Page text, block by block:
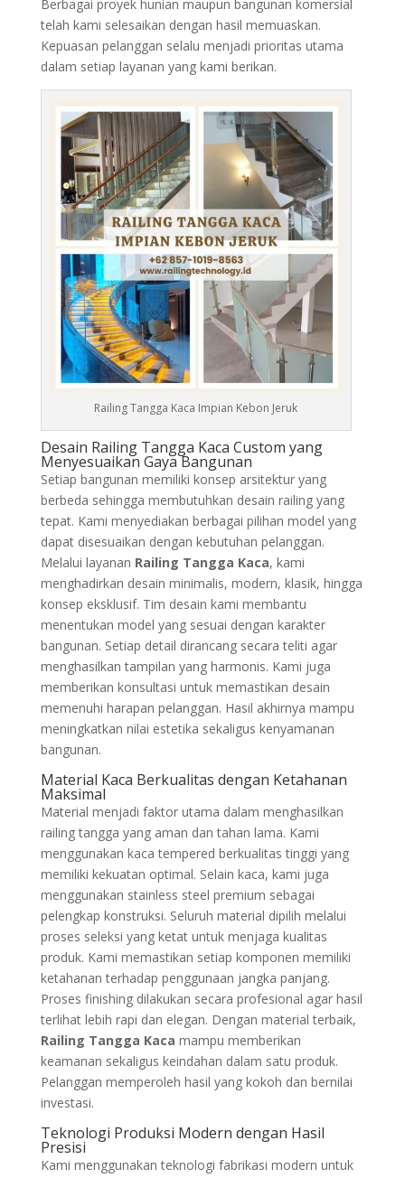
Berbagai proyek hunian maupun bangunan komersial
telah kami selesaikan dengan hasil memuaskan.
Kepuasan pelanggan selalu menjadi prioritas utama
dalam setiap layanan yang kami berikan.
Railing Tangga Kaca Impian Kebon Jeruk
Desain Railing Tangga Kaca Custom yang
Menyesuaikan Gaya Bangunan
Setiap bangunan memiliki konsep arsitektur yang
berbeda sehingga membutuhkan desain railing yang
tepat. Kami menyediakan berbagai pilihan model yang
dapat disesuaikan dengan kebutuhan pelanggan.
Melalui layanan Railing Tangga Kaca, kami
menghadirkan desain minimalis, modern, klasik, hingga
konsep eksklusif. Tim desain kami membantu
menentukan model yang sesuai dengan karakter
bangunan. Setiap detail dirancang secara teliti agar
menghasilkan tampilan yang harmonis. Kami juga
memberikan konsultasi untuk memastikan desain
memenuhi harapan pelanggan. Hasil akhirnya mampu
meningkatkan nilai estetika sekaligus kenyamanan
bangunan.
Material Kaca Berkualitas dengan Ketahanan
Maksimal
Material menjadi faktor utama dalam menghasilkan
railing tangga yang aman dan tahan lama. Kami
menggunakan kaca tempered berkualitas tinggi yang
memiliki kekuatan optimal. Selain kaca, kami juga
menggunakan stainless steel premium sebagai
pelengkap konstruksi. Seluruh material dipilih melalui
proses seleksi yang ketat untuk menjaga kualitas
produk. Kami memastikan setiap komponen memiliki
ketahanan terhadap penggunaan jangka panjang.
Proses finishing dilakukan secara profesional agar hasil
terlihat lebih rapi dan elegan. Dengan material terbaik,
Railing Tangga Kaca mampu memberikan
keamanan sekaligus keindahan dalam satu produk.
Pelanggan memperoleh hasil yang kokoh dan bernilai
investasi.
Teknologi Produksi Modern dengan Hasil
Presisi
Kami menggunakan teknologi fabrikasi modern untuk